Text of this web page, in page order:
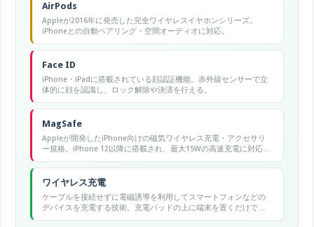
AirPods
Appleが2016年に発売した完全ワイヤレスイヤホンシリーズ。
iPhoneとの自動ペアリング・空間オーディオに対応。
Face ID
iPhone・iPadに搭載されている顔認証機能。赤外線センサーで立
体的に顔を認識し、ロック解除や決済を行える。
MagSafe
Appleが開発したiPhone向けの磁気ワイヤレス充電・アクセサリ
ー規格。iPhone 12以降に搭載され、最大15Wの高速充電に対応す
る。
ワイヤレス充電
ケーブルを接続せずに電磁誘導を利用してスマートフォンなどの
デバイスを充電する技術。充電パッドの上に端末を置くだけで充
電が始まる。